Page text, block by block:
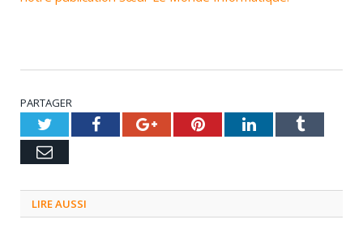
PARTAGER
TwitterFacebookGoogle+PinterestLinkedInTumblr
Email
LIRE AUSSI